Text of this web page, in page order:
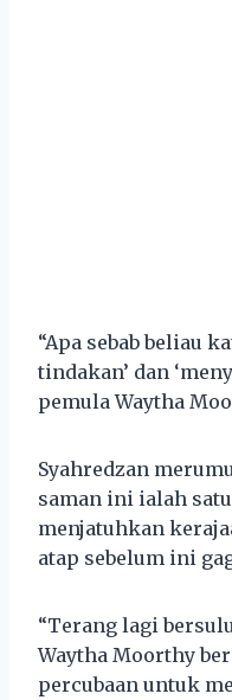
“Apa sebab beliau
tindakan’ dan
pemula Waytha
Syahredzan
saman ini ialah
menjatuhkan
atap sebelum ini
“Terang lagi
Waytha Moorthy
percubaan untuk